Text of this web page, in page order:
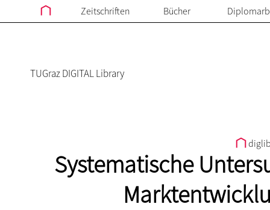
Zeitschriften Bücher
TUGraz DIGITAL Library
Systematische